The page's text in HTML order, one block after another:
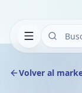
Volver al